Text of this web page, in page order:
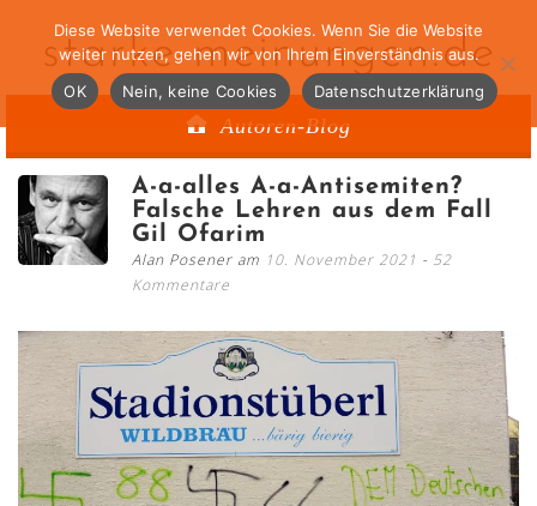
starke-meinungen.de
Autoren-Blog
A-a-alles A-a-Antisemiten?
Falsche Lehren aus dem Fall
Gil Ofarim
Alan Posener am 10. November 2021
52
Kommentare
Diese Website verwendet Cookies. Wenn Sie die Website
weiter nutzen, gehen wir von Ihrem Einverständnis aus.
OK
Nein, keine Cookies Datenschutzerklärung